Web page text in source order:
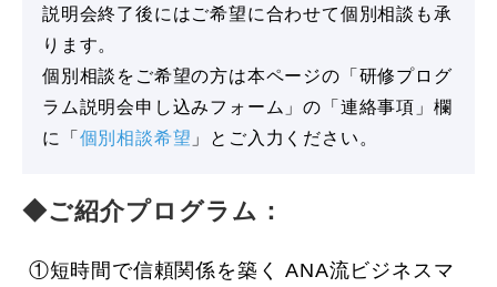
説明会終了後にはご希望に合わせて個別相談も承
ります。
個別相談をご希望の方は本ページの「研修プログ
ラム説明会申し込みフォーム」の「連絡事項」欄
に「 個別相談希望 」とご入力ください。
◆ご紹介プログラム：
①短時間で信頼関係を築く ANA流ビジネスマ